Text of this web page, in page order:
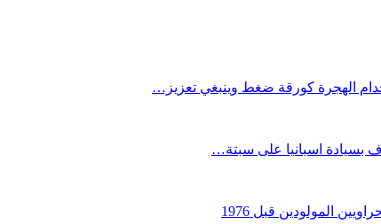
الهجرة كورقة ضغط وينبغي تعزيز…
بسيادة اسبانيا على سبتة…
المولودين قبل 1976